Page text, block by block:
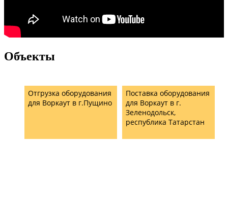
Объекты
Отгрузка оборудования
для Воркаут в г.Пущино
Поставка оборудования
для Воркаут в г.
Зеленодольск,
республика Татарстан